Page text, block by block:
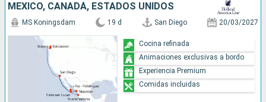
MÉXICO, CANADÁ, ESTADOS UNIDOS
MS Koningsdam 19 d San Diego 20/03/2027
Cocina refinada
Animaciones exclusivas a bordo
Experiencia Premium
Comidas incluidas